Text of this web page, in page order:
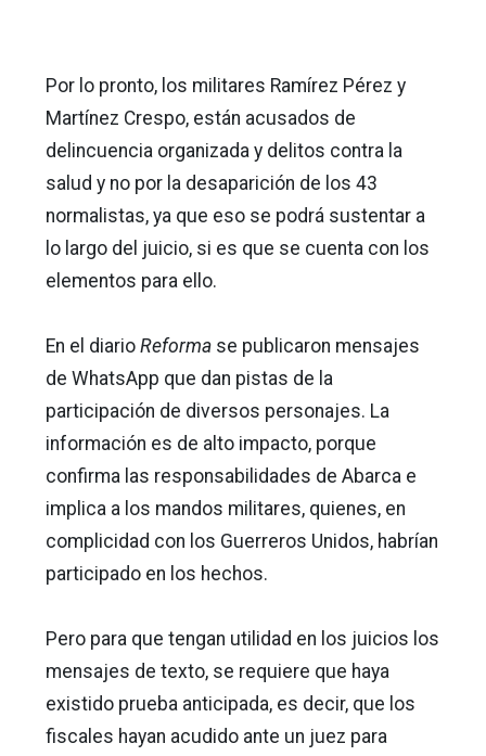
Por lo pronto, los militares Ramírez Pérez y
Martínez Crespo, están acusados de
delincuencia organizada y delitos contra la
salud y no por la desaparición de los 43
normalistas, ya que eso se podrá sustentar a
lo largo del juicio, si es que se cuenta con los
elementos para ello.
En el diario Reforma se publicaron mensajes
de WhatsApp que dan pistas de la
participación de diversos personajes. La
información es de alto impacto, porque
confirma las responsabilidades de Abarca e
implica a los mandos militares, quienes, en
complicidad con los Guerreros Unidos, habrían
participado en los hechos.
Pero para que tengan utilidad en los juicios los
mensajes de texto, se requiere que haya
existido prueba anticipada, es decir, que los
fiscales hayan acudido ante un juez para